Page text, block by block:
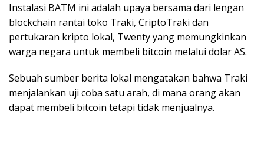
Instalasi BATM ini adalah upaya bersama dari lengan
blockchain rantai toko Traki, CriptoTraki dan
pertukaran kripto lokal, Twenty yang memungkinkan
warga negara untuk membeli bitcoin melalui dolar AS.
Sebuah sumber berita lokal mengatakan bahwa Traki
menjalankan uji coba satu arah, di mana orang akan
dapat membeli bitcoin tetapi tidak menjualnya.